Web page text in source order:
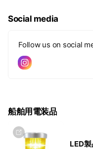
Social media
Follow us on social
船舶用電装品
LED製